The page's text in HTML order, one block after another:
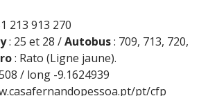
213 913 270
: 25 et 28 /Autobus: 709, 713, 720,
: Rato (Ligne jaune).
/ long -9.1624939
pt/cfp